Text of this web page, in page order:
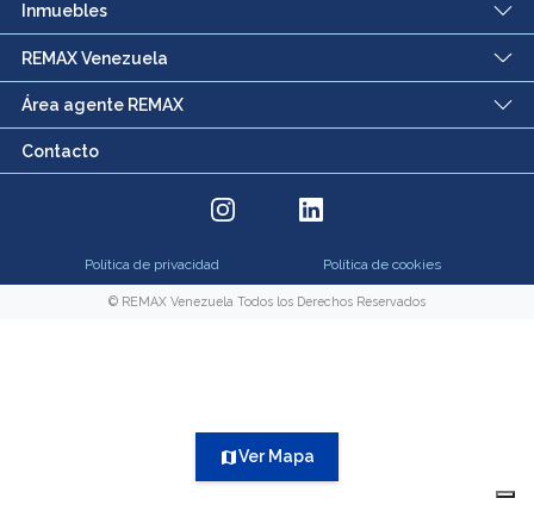
mapVer Mapa
Inmuebles
REMAX Venezuela
Área agente REMAX
Contacto
Política de privacidad Política de cookies
© REMAX Venezuela Todos los Derechos Reservados